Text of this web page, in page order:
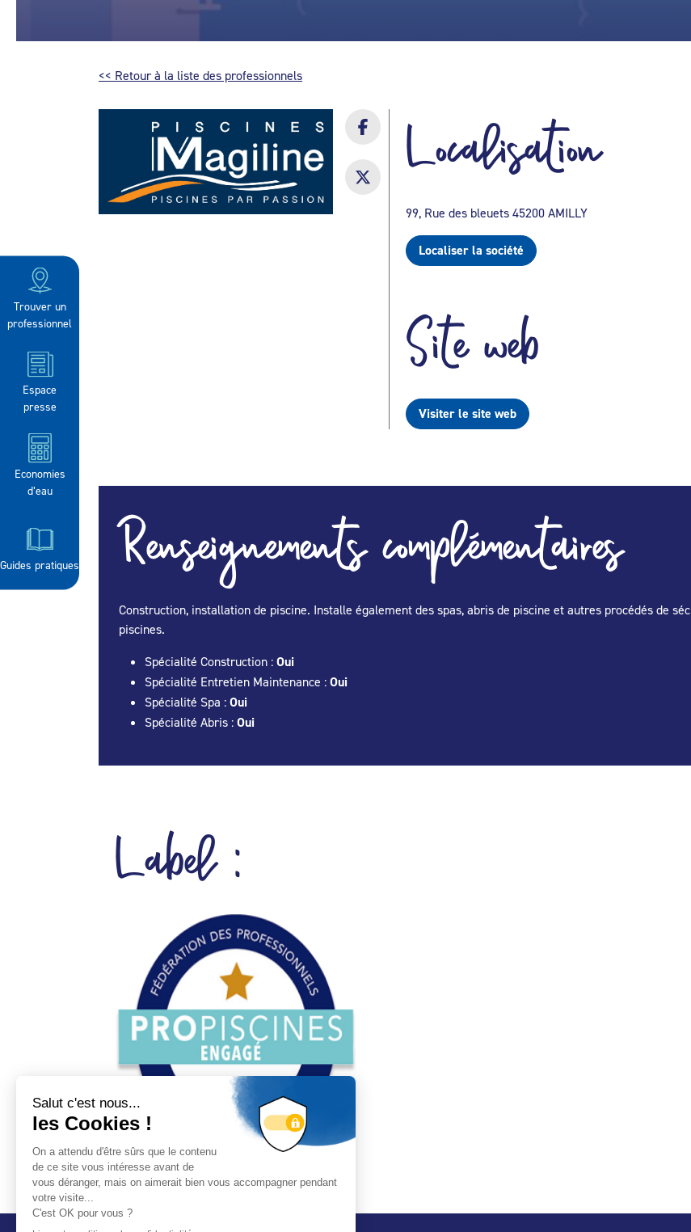
Trouver un
professionnel
Espace
presse
Economies
d’eau
Guides pratiques
<< Retour à la liste des professionnels
Localisation
99, Rue des bleuets 45200 AMILLY
Localiser la société
Site web
Visiter le site web
Renseignements complémentaires
Construction, installation de piscine. Installe également des spas, abris de piscine et autres procédés de
piscines.
Spécialité Construction : Oui
Spécialité Entretien Maintenance : Oui
Spécialité Spa : Oui
Spécialité Abris : Oui
Label :